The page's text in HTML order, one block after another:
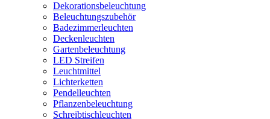
Dekorationsbeleuchtung
Beleuchtungszubehör
Badezimmerleuchten
Deckenleuchten
Gartenbeleuchtung
LED Streifen
Leuchtmittel
Lichterketten
Pendelleuchten
Pflanzenbeleuchtung
Schreibtischleuchten